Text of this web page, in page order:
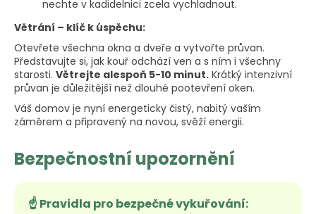
nechte v kadidelnici zcela vychladnout.
Větrání – klíč k úspěchu:
Otevřete všechna okna a dveře a vytvořte průvan.
Představujte si, jak kouř odchází ven a s ním i všechny
starosti. Větrejte alespoň 5-10 minut. Krátký intenzivní
průvan je důležitější než dlouhé pootevření oken.
Váš domov je nyní energeticky čistý, nabitý vaším
záměrem a připravený na novou, svěží energii.
Bezpečnostní upozornění
☝️ Pravidla pro bezpečné vykuřování: